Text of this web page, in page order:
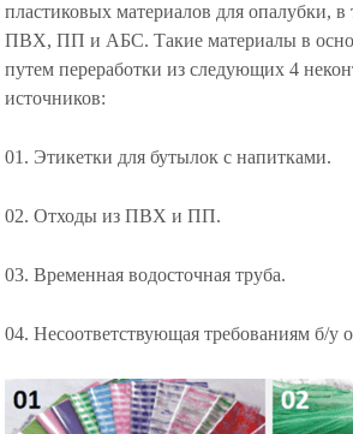
пластиковых материалов для опалубки,
ПВХ, ПП и АБС. Такие материалы в
путем переработки из следующих 4
источников:
01. Этикетки для бутылок с напитками.
02. Отходы из ПВХ и ПП.
03. Временная водосточная труба.
04. Несоответствующая требованиям б/у